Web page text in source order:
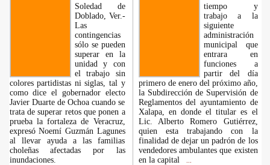
Soledad de
Doblado, Ver.-
Las
contingencias
sólo se pueden
superar en la
unidad y con
el trabajo sin
colores partidistas ni siglas, tal y
como dice el gobernador electo
Javier Duarte de Ochoa cuando se
trata de superar retos que ponen a
prueba la fortaleza de Veracruz,
expresó Noemí Guzmán Lagunes
al llevar ayuda a las familias
choleñas afectadas por las
inundaciones.
tiempo y
trabajo a la
siguiente
administración
municipal que
entrara en
funciones a
partir del día
primero de enero del próximo año,
la Subdirección de Supervisión de
Reglamentos del ayuntamiento de
Xalapa, en donde el titular es el
Lic. Alberto Romero Gutiérrez,
quien esta trabajando con la
finalidad de dejar un padrón de los
vendedores ambulantes que existen
en la capital